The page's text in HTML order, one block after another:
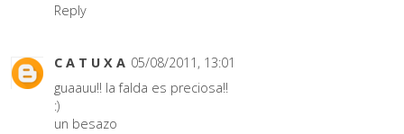
Reply
C A T U X A 05/08/2011, 13:01
guaauu!! la falda es preciosa!!
:)
un besazo